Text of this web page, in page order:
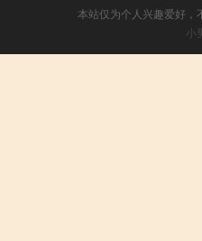
本站仅为个人兴趣爱好，
小